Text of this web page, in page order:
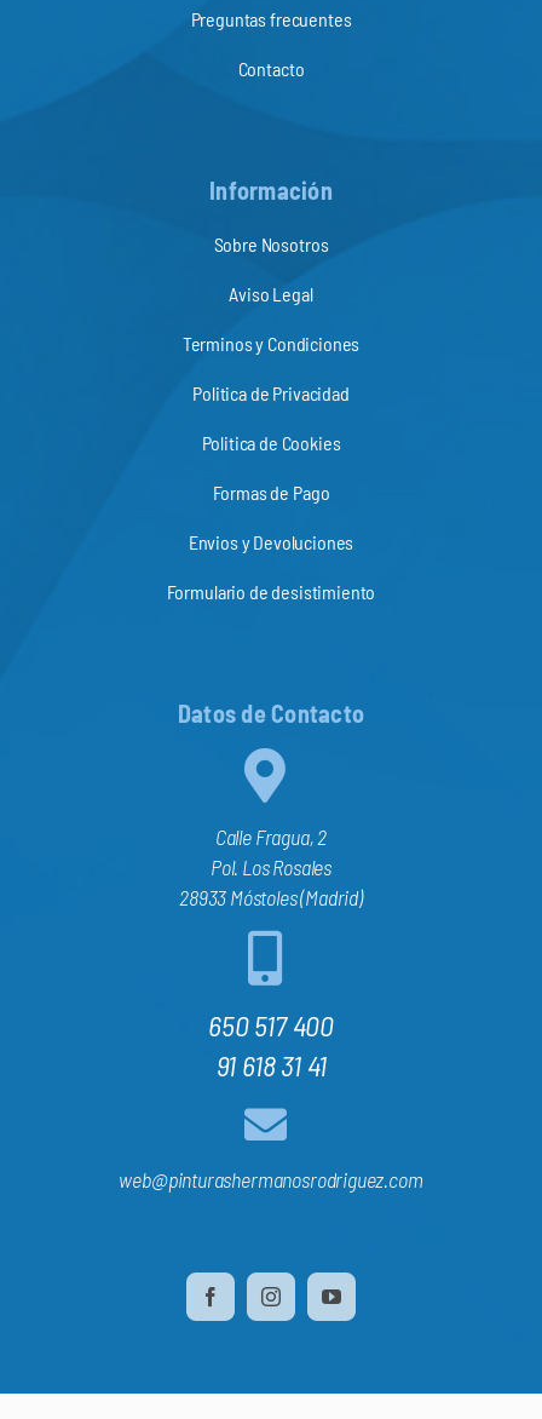
Preguntas frecuentes
Contacto
Información
Sobre Nosotros
Aviso Legal
Terminos y Condiciones
Politica de Privacidad
Politica de Cookies
Formas de Pago
Envios y Devoluciones
Formulario de desistimiento
Datos de Contacto
Calle Fragua, 2
Pol. Los Rosales
28933 Móstoles (Madrid)
650 517 400
91 618 31 41
web@pinturashermanosrodriguez.com